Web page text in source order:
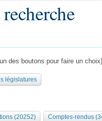
des boutons pour faire un choix)
législatures
(20252) Comptes-rendus